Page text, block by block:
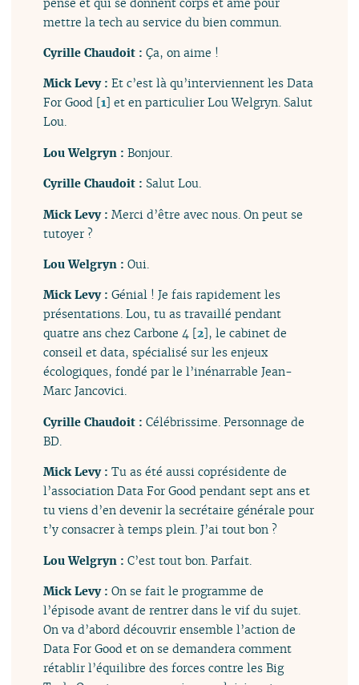
mettre la tech au service du bien commun.
Cyrille Chaudoit :Ça, on aime !
Mick Levy :Et c’est là qu’interviennent les Data
For Good [1] et en particulier Lou Welgryn. Salut
Lou.
Lou Welgryn :Bonjour.
Cyrille Chaudoit : Salut Lou.
Mick Levy :Merci d’être avec nous. On peut se
tutoyer ?
Lou Welgryn :Oui.
Mick Levy :Génial ! Je fais rapidement les
présentations. Lou, tu as travaillé pendant
quatre ans chez Carbone 4 [2], le cabinet de
conseil et data, spécialisé sur les enjeux
écologiques, fondé par le l’inénarrable Jean-
Marc Jancovici.
Cyrille Chaudoit :Célébrissime. Personnage de
BD.
Mick Levy :Tu as été aussi coprésidente de
l’association Data For Good pendant sept ans et
tu viens d’en devenir la secrétaire générale pour
t’y consacrer à temps plein. J’ai tout bon ?
Lou Welgryn :C’est tout bon. Parfait.
Mick Levy :On se fait le programme de
l’épisode avant de rentrer dans le vif du sujet.
On va d’abord découvrir ensemble l’action de
Data For Good et on se demandera comment
rétablir l’équilibre des forces contre les Big